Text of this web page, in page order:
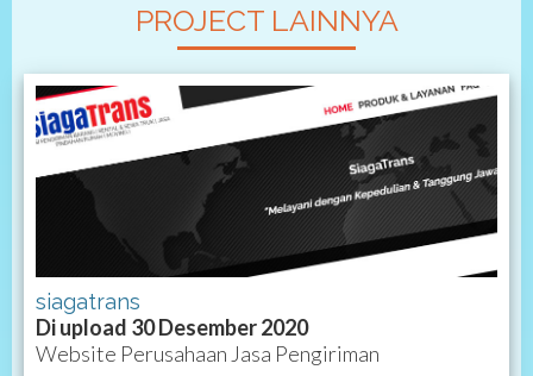
PROJECT LAINNYA
siagatrans
Di upload 30 Desember 2020
Website Perusahaan Jasa Pengiriman